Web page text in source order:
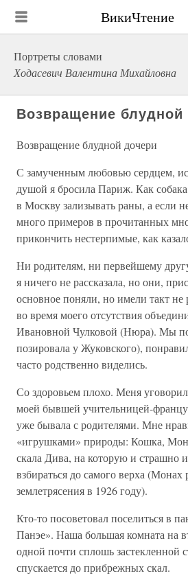
ВикиЧтение
Портреты словами
Ходасевич Валентина Михайловна
Возвращение блудной
Возвращение блудной дочери
С замученным любовью сердцем,
душой я бросила Париж. Как
в Москву зализывать раны, а если
много примеров в прочитанных
прикончить нестерпимые, как
Ни родителям, ни первейшему
я ничего не рассказала, но они,
основное поняли, но имели такт не
во время моего отсутствия
Ивановной Чулковой (Нюра). Мы
позировала у Жуковского),
часто родственно виделись.
Со здоровьем плохо. Меня
моей бывшей учительницей-
уже бывала с родителями. Мне
«игрушками» природы: Кошка,
скала Дива, на которую и страшно
взбираться до самого верха (Монах
землетрясения в 1926 году).
Кто-то посоветовал поселиться в
Панэе». Наша большая комната на
одной почти сплошь застекленной
спускается до прибрежных скал.